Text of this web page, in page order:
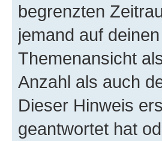
begrenzten
jemand auf
Themenansicht
Anzahl als auch
Dieser Hinweis
geantwortet hat